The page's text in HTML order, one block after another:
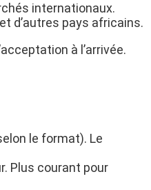
internationaux.
d’autres pays africains.
à l’arrivée.
le format). Le
Plus courant pour